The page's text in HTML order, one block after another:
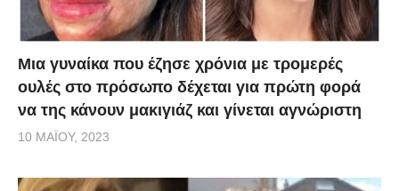
Μια γυναίκα που έζησε χρόνια με τρομερές
ουλές στο πρόσωπο δέχεται για πρώτη φορά
να της κάνουν μακιγιάζ και γίνεται αγνώριστη
10 ΜΑΪ́ΟΥ, 2023